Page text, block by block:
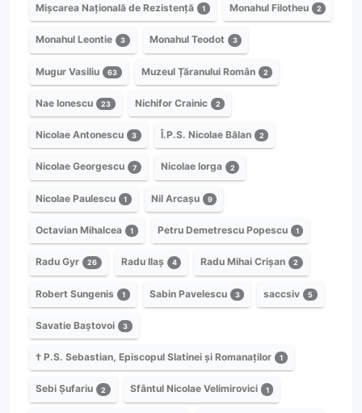
Mișcarea Națională de Rezistență 1 Monahul Filotheu 2
Monahul Leontie 3 Monahul Teodot 3
Mugur Vasiliu 63 Muzeul Țăranului Român 2
Nae Ionescu 23 Nichifor Crainic 2
Nicolae Antonescu 3 Î.P.S. Nicolae Bălan 2
Nicolae Georgescu 7 Nicolae Iorga 2
Nicolae Paulescu 1 Nil Arcașu 9
Octavian Mihalcea 1 Petru Demetrescu Popescu 1
Radu Gyr 26 Radu Ilaș 4 Radu Mihai Crișan 2
Robert Sungenis 1 Sabin Pavelescu 3 saccsiv 5
Savatie Baștovoi 3
† P.S. Sebastian, Episcopul Slatinei și Romanaților 1
Sebi Șufariu 2 Sfântul Nicolae Velimirovici 1